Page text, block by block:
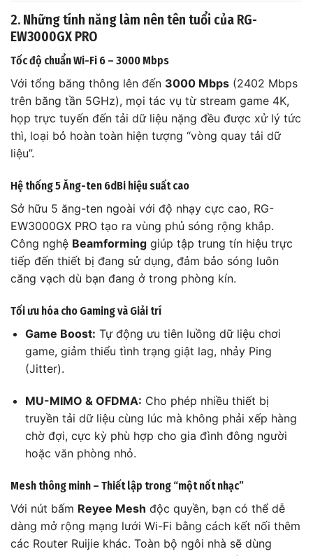
2. Những tính năng làm nên tên tuổi của RG-
EW3000GX PRO
Tốc độ chuẩn Wi-Fi 6 – 3000 Mbps
Với tổng băng thông lên đến 3000 Mbps (2402 Mbps
trên băng tần 5GHz), mọi tác vụ từ stream game 4K,
họp trực tuyến đến tải dữ liệu nặng đều được xử lý tức
thì, loại bỏ hoàn toàn hiện tượng “vòng quay tải dữ
liệu”.
Hệ thống 5 Ăng-ten 6dBi hiệu suất cao
Sở hữu 5 ăng-ten ngoài với độ nhạy cực cao, RG-
EW3000GX PRO tạo ra vùng phủ sóng rộng khắp.
Công nghệ Beamforming giúp tập trung tín hiệu trực
tiếp đến thiết bị đang sử dụng, đảm bảo sóng luôn
căng vạch dù bạn đang ở trong phòng kín.
Tối ưu hóa cho Gaming và Giải trí
Game Boost: Tự động ưu tiên luồng dữ liệu chơi
game, giảm thiểu tình trạng giật lag, nhảy Ping
(Jitter).
MU-MIMO & OFDMA: Cho phép nhiều thiết bị
truyền tải dữ liệu cùng lúc mà không phải xếp hàng
chờ đợi, cực kỳ phù hợp cho gia đình đông người
hoặc văn phòng nhỏ.
Mesh thông minh – Thiết lập trong “một nốt nhạc”
Với nút bấm Reyee Mesh độc quyền, bạn có thể dễ
dàng mở rộng mạng lưới Wi-Fi bằng cách kết nối thêm
các Router Ruijie khác. Toàn bộ ngôi nhà sẽ dùng